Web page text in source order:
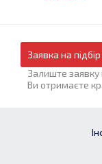
Заявка на
Залиште заявку
Ви отримаєте